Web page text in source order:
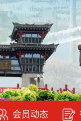
会员动态